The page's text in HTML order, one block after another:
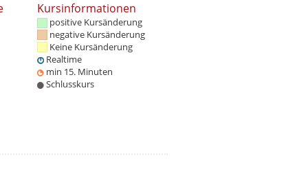
Kursinformationen
positive Kursänderung
negative Kursänderung
Keine Kursänderung
Realtime
min 15. Minuten
Schlusskurs